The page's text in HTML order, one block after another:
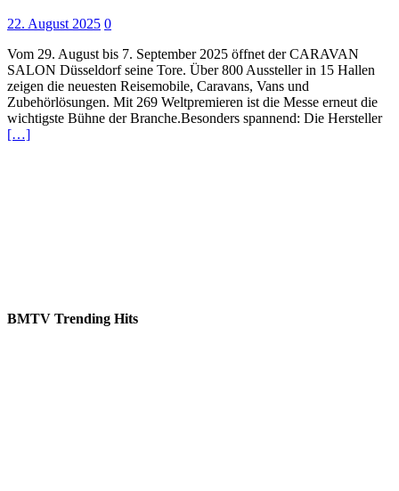
22. August 2025 0
Vom 29. August bis 7. September 2025 öffnet der CARAVAN
SALON Düsseldorf seine Tore. Über 800 Aussteller in 15 Hallen
zeigen die neuesten Reisemobile, Caravans, Vans und
Zubehörlösungen. Mit 269 Weltpremieren ist die Messe erneut die
wichtigste Bühne der Branche.Besonders spannend: Die Hersteller
[…]
BMTV Trending Hits